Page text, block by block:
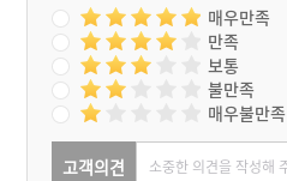
매우만족
만족
보통
불만족
매우불만족
고객의견